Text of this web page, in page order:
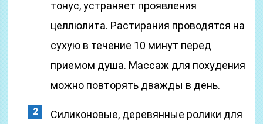
тонус, устраняет проявления
целлюлита. Растирания проводятся на
сухую в течение 10 минут перед
приемом душа. Массаж для похудения
можно повторять дважды в день.
Силиконовые, деревянные ролики для